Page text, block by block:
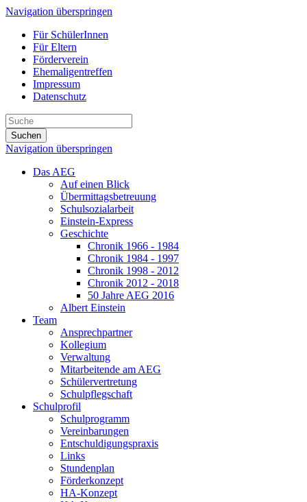
Navigation überspringen
Für SchülerInnen
Für Eltern
Förderverein
Ehemaligentreffen
Impressum
Datenschutz
Suchen
Navigation überspringen
Das AEG
Auf einen Blick
Übermittagsbetreuung
Schulsozialarbeit
Einstein-Express
Geschichte
Chronik 1966 - 1984
Chronik 1984 - 1997
Chronik 1998 - 2012
Chronik 2012 - 2018
50 Jahre AEG 2016
Albert Einstein
Team
Ansprechpartner
Kollegium
Verwaltung
Mitarbeitende am AEG
Schülervertretung
Schulpflegschaft
Schulprofil
Schulprogramm
Vereinbarungen
Entschuldigungspraxis
Links
Stundenplan
Förderkonzept
HA-Konzept